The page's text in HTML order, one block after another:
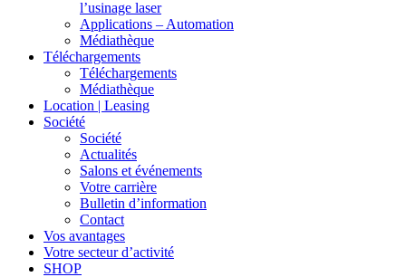
l’usinage laser
Applications – Automation
Médiathèque
Téléchargements
Téléchargements
Médiathèque
Location | Leasing
Société
Société
Actualités
Salons et événements
Votre carrière
Bulletin d’information
Contact
Vos avantages
Votre secteur d’activité
SHOP